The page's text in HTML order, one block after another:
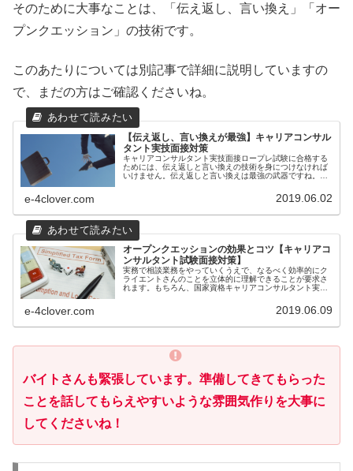
そのために大事なことは、「伝え返し、言い換え」「オー
プンクエッション」の技術です。
このあたりについては別記事で詳細に説明していますの
で、まだの方はご確認くださいね。
【伝え返し、言い換えが最強】キャリアコンサル
タント実技面接対策
キャリアコンサルタント実技面接ロープレ試験に合格する
ためには、伝え返しと言い換えの技術を身につけなければ
いけません。伝え返しと言い換えは最強の武器ですね。私
e-4clover.com 2019.06.02
オープンクエッションの効果とコツ【キャリアコ
ンサルタント試験面接対策】
実務で相談業務をやっていくうえで、なるべく効率的にク
ライエントさんのことを立体的に理解できることが要求さ
れます。もちろん、国家資格キャリアコンサルタント実技
e-4clover.com 2019.06.09
バイトさんも緊張しています。準備してきてもらった
ことを話してもらえやすいような雰囲気作りを大事に
してくださいね！